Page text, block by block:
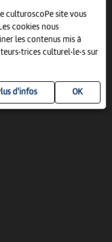
culturoscoPe site vous
cookies nous
les contenus mis à
culturel·le·s sur
d'infos